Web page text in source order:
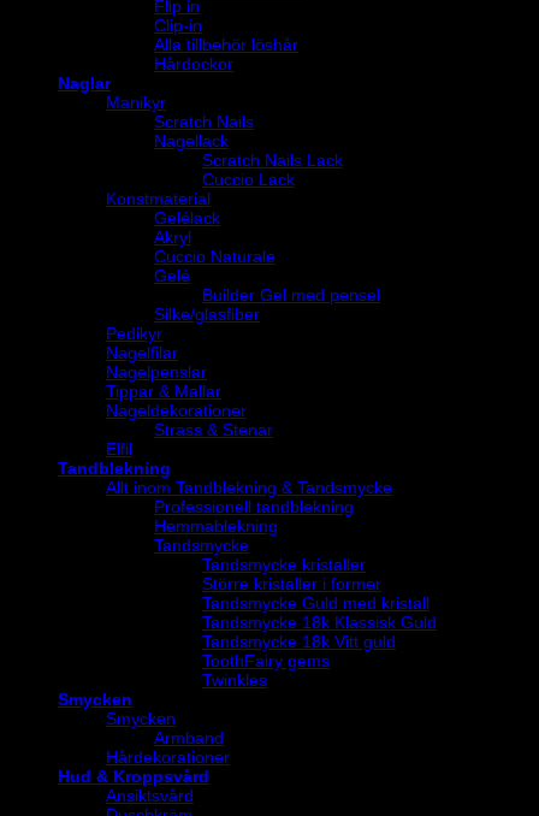
Flip in
Clip-in
Alla tillbehör löshår
Hårdockor
Naglar
Manikyr
Scratch Nails
Nagellack
Scratch Nails Lack
Cuccio Lack
Konstmaterial
Gelélack
Akryl
Cuccio Naturale
Gelé
Builder Gel med pensel
Silke/glasfiber
Pedikyr
Nagelfilar
Nagelpenslar
Tippar & Mallar
Nageldekorationer
Strass & Stenar
Elfil
Tandblekning
Allt inom Tandblekning & Tandsmycke
Professionell tandblekning
Hemmablekning
Tandsmycke
Tandsmycke kristaller
Större kristaller i former
Tandsmycke Guld med kristall
Tandsmycke 18k Klassisk Guld
Tandsmycke 18k Vitt guld
ToothFairy gems
Twinkles
Smycken
Smycken
Armband
Hårdekorationer
Hud & Kroppsvård
Ansiktsvård